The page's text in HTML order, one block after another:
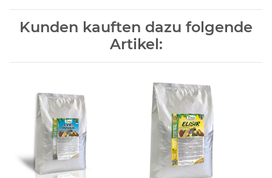
Kunden kauften dazu folgende
Artikel: